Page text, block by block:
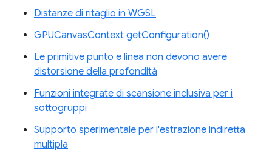
Distanze di ritaglio in WGSL
GPUCanvasContext getConfiguration()
Le primitive punto e linea non devono avere
distorsione della profondità
Funzioni integrate di scansione inclusiva per i
sottogruppi
Supporto sperimentale per l'estrazione indiretta
multipla